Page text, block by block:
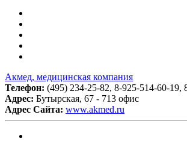
Акмед, медицинская компания
Телефон: (495) 234-25-82, 8-925-514-60-19,
Адрес: Бутырская, 67 - 713 офис
Адрес Сайта: www.akmed.ru